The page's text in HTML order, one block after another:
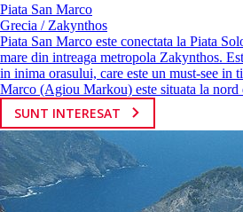
Piata San Marco
Grecia / Zakynthos
Piata San Marco este conectata la Piata
mare din intreaga metropola Zakynthos.
in inima orasului, care este un must-see in
Marco (Agiou Markou) este situata la nord
SUNT INTERESAT